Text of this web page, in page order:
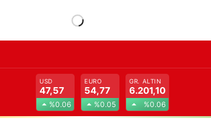
USD
47,57
%0.06
EURO
54,77
%0.05
GR. ALTIN
6.201,10
%0.06